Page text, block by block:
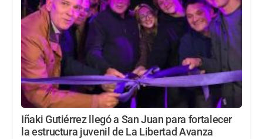
Iñaki Gutiérrez llegó a San Juan para fortalecer
la estructura juvenil de La Libertad Avanza